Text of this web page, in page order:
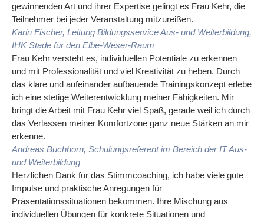
gewinnenden Art und ihrer Expertise gelingt es Frau Kehr, die
Teilnehmer bei jeder Veranstaltung mitzureißen.
Karin Fischer, Leitung Bildungsservice Aus- und Weiterbildung,
IHK Stade für den Elbe-Weser-Raum
Frau Kehr versteht es, individuellen Potentiale zu erkennen
und mit Professionalität und viel Kreativität zu heben. Durch
das klare und aufeinander aufbauende Trainingskonzept erlebe
ich eine stetige Weiterentwicklung meiner Fähigkeiten. Mir
bringt die Arbeit mit Frau Kehr viel Spaß, gerade weil ich durch
das Verlassen meiner Komfortzone ganz neue Stärken an mir
erkenne.
Andreas Buchhorn, Schulungsreferent im Bereich der IT Aus-
und Weiterbildung
Herzlichen Dank für das Stimmcoaching, ich habe viele gute
Impulse und praktische Anregungen für
Präsentationssituationen bekommen. Ihre Mischung aus
individuellen Übungen für konkrete Situationen und